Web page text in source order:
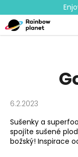
na
obsah
6.2.2023
Sušenky a
spojíte sušené
božský! Inspirace
o
š Zpět
Zpět
t
ř
e
b